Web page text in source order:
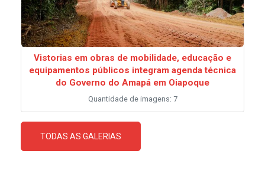
Vistorias em obras de mobilidade, educação e
equipamentos públicos integram agenda técnica
do Governo do Amapá em Oiapoque
Quantidade de imagens: 7
TODAS AS GALERIAS